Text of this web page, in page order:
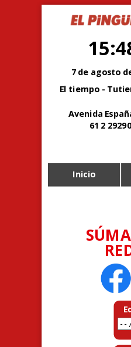
7 de agosto
El tiempo -
Avenida
61 2
Inicio